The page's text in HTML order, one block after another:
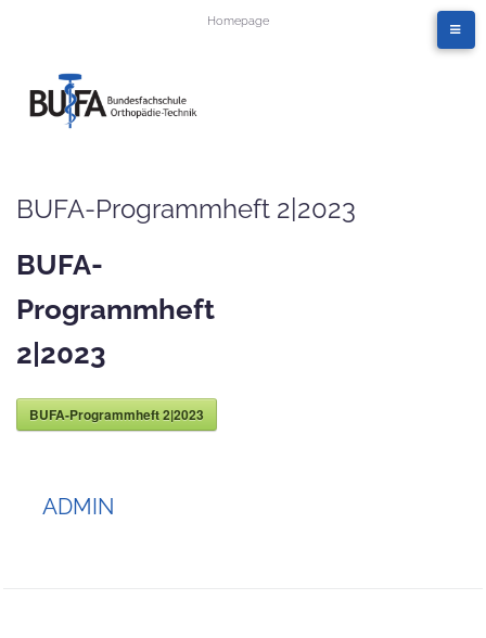
Homepage
BUFA-Programmheft 2|2023
BUFA-
Programmheft
2|2023
BUFA-Programmheft 2|2023
ADMIN